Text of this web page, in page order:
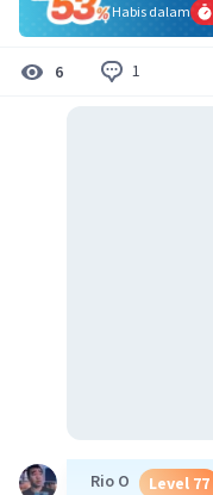
Habis dalam
6 1
Rio O Level 77